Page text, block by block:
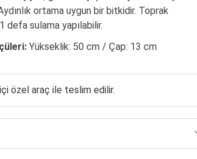
ortama uygun bir bitkidir. Toprak
defa sulama yapılabilir.
Yükseklik: 50 cm / Çap: 13 cm
içi özel araç ile teslim edilir.